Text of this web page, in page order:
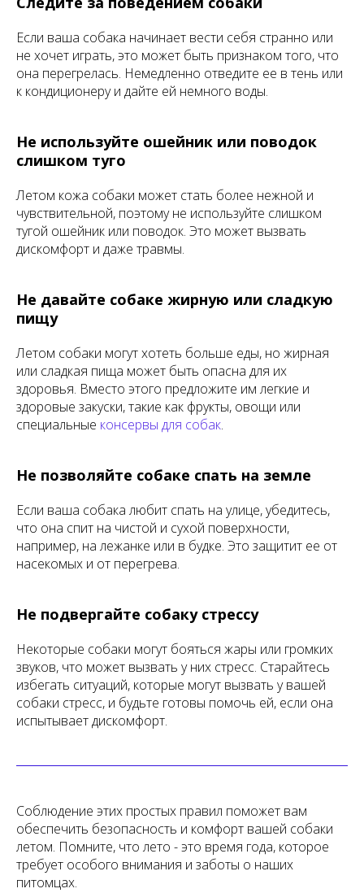
Если ваша собака начинает вести себя странно или
не хочет играть, это может быть признаком того, что
она перегрелась. Немедленно отведите ее в тень или
к кондиционеру и дайте ей немного воды.
Не используйте ошейник или поводок
слишком туго
Летом кожа собаки может стать более нежной и
чувствительной, поэтому не используйте слишком
тугой ошейник или поводок. Это может вызвать
дискомфорт и даже травмы.
Не давайте собаке жирную или сладкую
пищу
Летом собаки могут хотеть больше еды, но жирная
или сладкая пища может быть опасна для их
здоровья. Вместо этого предложите им легкие и
здоровые закуски, такие как фрукты, овощи или
специальные консервы для собак.
Не позволяйте собаке спать на земле
Если ваша собака любит спать на улице, убедитесь,
что она спит на чистой и сухой поверхности,
например, на лежанке или в будке. Это защитит ее от
насекомых и от перегрева.
Не подвергайте собаку стрессу
Некоторые собаки могут бояться жары или громких
звуков, что может вызвать у них стресс. Старайтесь
избегать ситуаций, которые могут вызвать у вашей
собаки стресс, и будьте готовы помочь ей, если она
испытывает дискомфорт.
Соблюдение этих простых правил поможет вам
обеспечить безопасность и комфорт вашей собаки
летом. Помните, что лето - это время года, которое
требует особого внимания и заботы о наших
питомцах.